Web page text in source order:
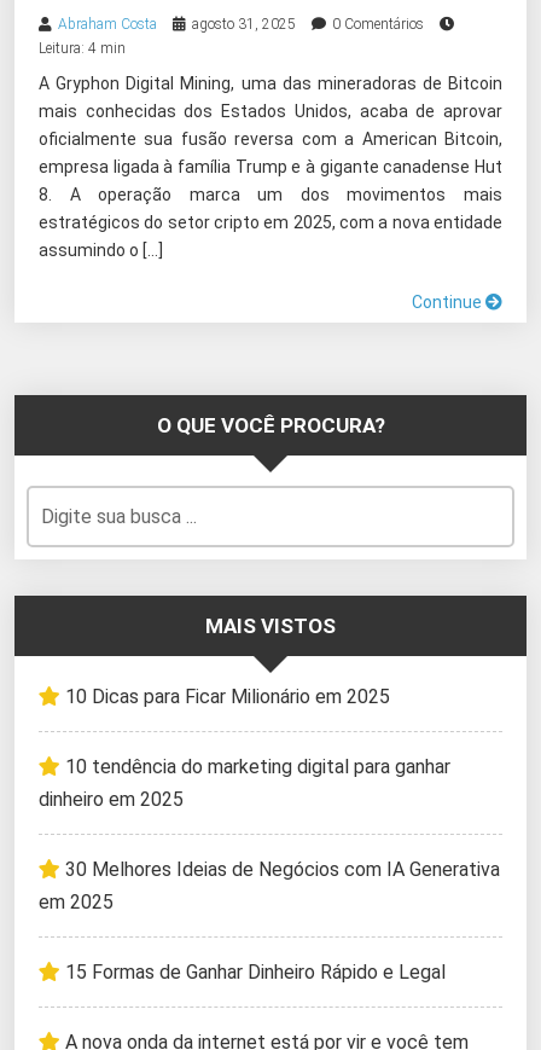
Abraham Costa agosto 31, 2025
0 Comentários
Leitura: 4 min
A Gryphon Digital Mining, uma das mineradoras de Bitcoin
mais conhecidas dos Estados Unidos, acaba de aprovar
oficialmente sua fusão reversa com a American Bitcoin,
empresa ligada à família Trump e à gigante canadense Hut
8. A operação marca um dos movimentos mais
estratégicos do setor cripto em 2025, com a nova entidade
assumindo o […]
Continue
O QUE VOCÊ PROCURA?
MAIS VISTOS
10 Dicas para Ficar Milionário em 2025
10 tendência do marketing digital para ganhar
dinheiro em 2025
30 Melhores Ideias de Negócios com IA Generativa
em 2025
15 Formas de Ganhar Dinheiro Rápido e Legal
A nova onda da internet está por vir e você tem